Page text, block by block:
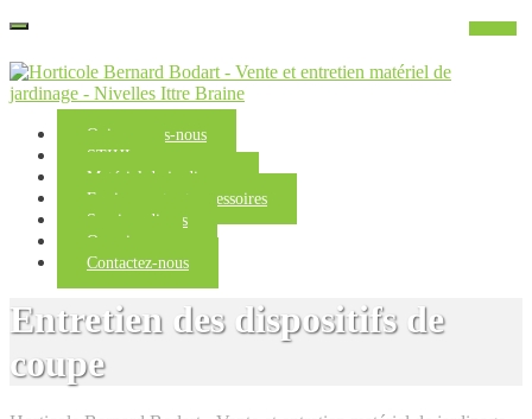
Qui sommes-nous
STIHL
Matériel de jardinage
Equipements et accessoires
Services divers
Occasions
Contactez-nous
Entretien des dispositifs de
coupe